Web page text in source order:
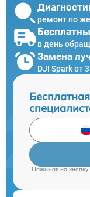
ремонт по
в день
Замена
DJI Spark от
Нажимая на кнопку